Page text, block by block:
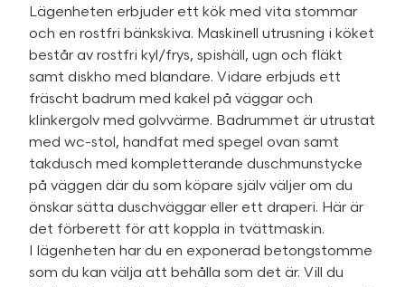
Lägenheten erbjuder ett kök med vita stommar
och en rostfri bänkskiva. Maskinell utrusning i köket
består av rostfri kyl/frys, spishäll, ugn och fläkt
samt diskho med blandare. Vidare erbjuds ett
fräscht badrum med kakel på väggar och
klinkergolv med golvvärme. Badrummet är utrustat
med wc-stol, handfat med spegel ovan samt
takdusch med kompletterande duschmunstycke
på väggen där du som köpare själv väljer om du
önskar sätta duschväggar eller ett draperi. Här är
det förberett för att koppla in tvättmaskin.
I lägenheten har du en exponerad betongstomme
som du kan välja att behålla som det är. Vill du